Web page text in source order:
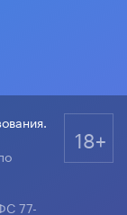
77-
18+